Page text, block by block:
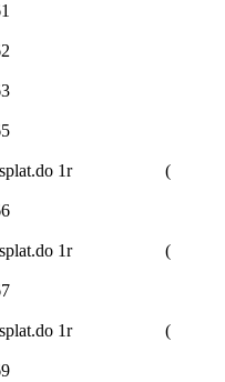
k účtu 061
k účtu 062
k úctu 063
k účtu 065
splat.do 1r (
k účtu 066
splat.do 1r (
k účtu 067
splat.do 1r (
k účtu 069